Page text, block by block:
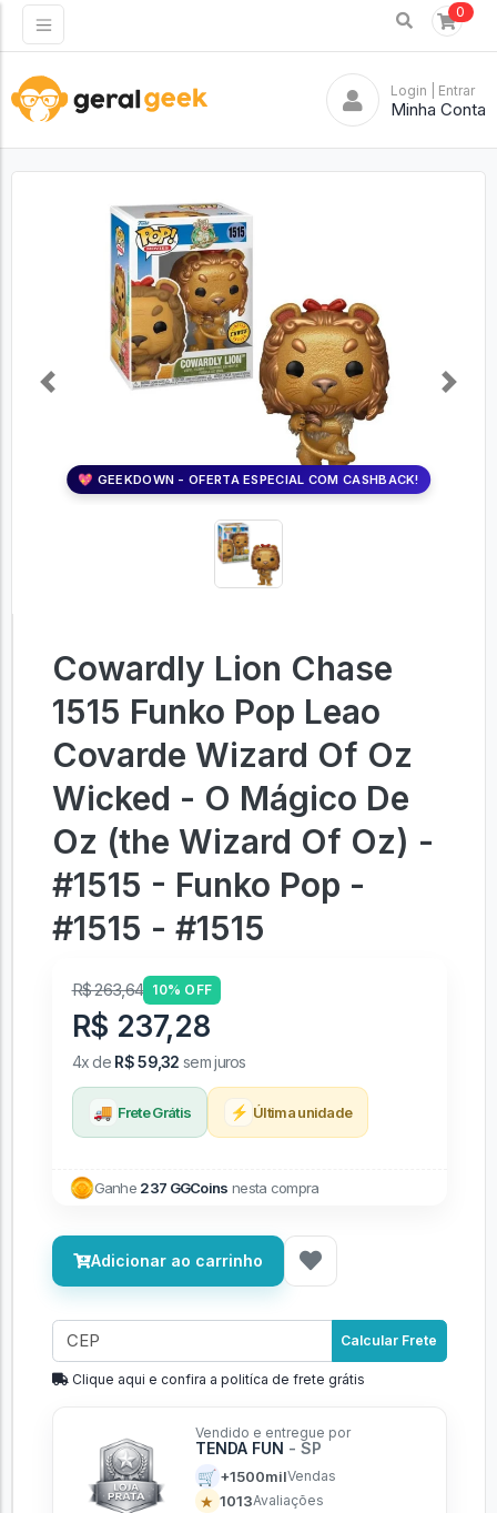
0
Login | Entrar
Minha Conta
💖 GEEKDOWN - OFERTA ESPECIAL COM CASHBACK!
Previous Next
Cowardly Lion Chase
1515 Funko Pop Leao
Covarde Wizard Of Oz
Wicked - O Mágico De
Oz (the Wizard Of Oz) -
#1515 - Funko Pop -
#1515 - #1515
R$ 263,64 10% OFF
R$ 237,28
4x de R$ 59,32 sem juros
🚚 Frete Grátis ⚡ Última unidade
Ganhe 237 GGCoins nesta compra
Adicionar ao carrinho
Calcular Frete
Clique aqui e confira a politíca de frete grátis
Vendido e entregue por
TENDA FUN - SP
🛒 +1500milVendas
★ 1013Avaliações